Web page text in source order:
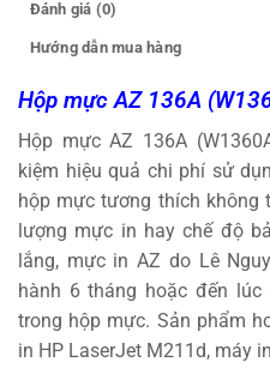
Đánh giá (0)
Hướng dẫn mua hàng
Hộp mực AZ 136A
Hộp mực AZ 136A
kiệm hiệu quả chi phí sử
hộp mực tương thích không
lượng mực in hay chế độ
lắng, mực in AZ do Lê
hành 6 tháng hoặc đến
trong hộp mực. Sản phẩm
in HP LaserJet M211d, máy